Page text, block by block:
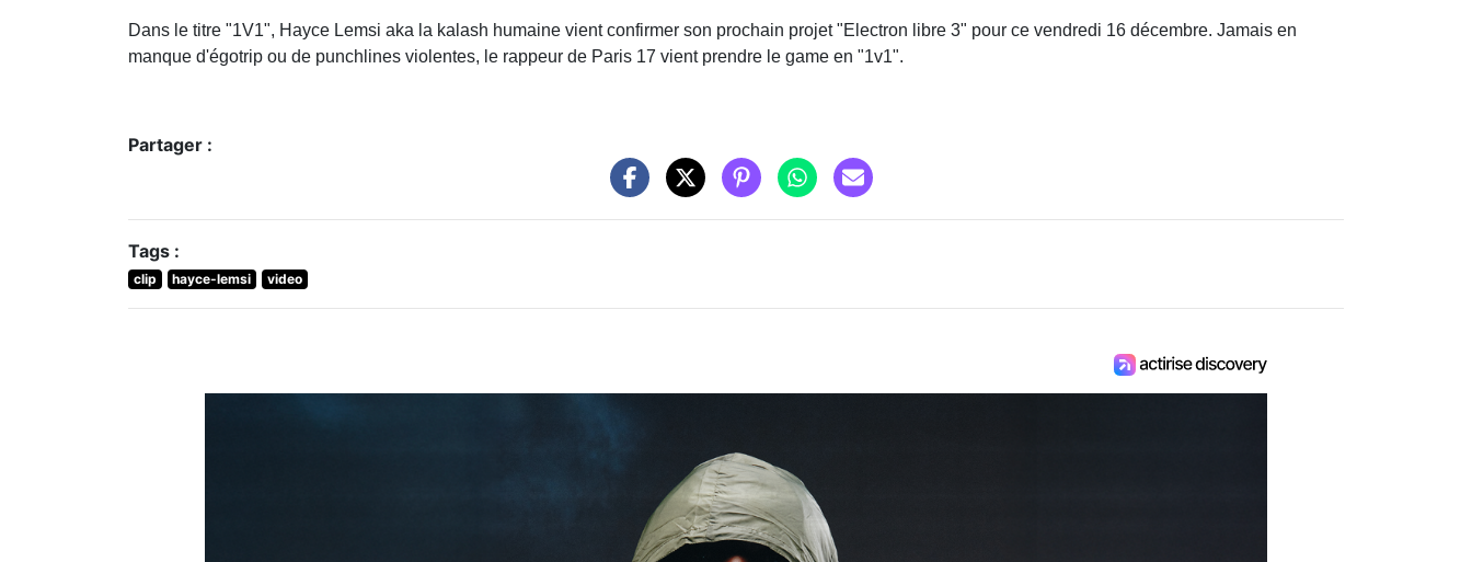
Dans le titre "1V1", Hayce Lemsi aka la kalash humaine vient confirmer son prochain projet "Electron libre 3" pour ce vendredi 16 décembre. Jamais en
manque d'égotrip ou de punchlines violentes, le rappeur de Paris 17 vient prendre le game en "1v1".
Partager :
Tags :
clip hayce-lemsi video